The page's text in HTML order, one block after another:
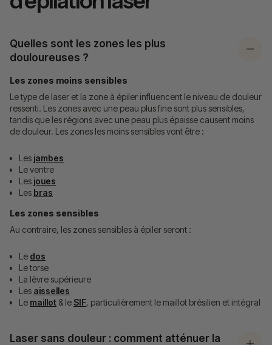
Quelles sont les zones les plus
douloureuses ?
Les zones moins sensibles
Le type de laser et la zone à épiler influencent le niveau de douleur
ressenti. Les zones avec une peau plus fine sont plus sensibles,
tandis que les régions avec une peau plus épaisse causent moins
de douleur. Les zones les moins sensibles vont être :
Les jambes
Le ventre
Les joues
Les bras
Les zones sensibles
Au contraire, les zones sensibles à épiler seront :
Le dos
Le torse
La lèvre supérieure
Les aisselles
Le maillot & leSIF, particulièrement le maillot brésilien et intégral
Laser sans douleur : comment atténuer la